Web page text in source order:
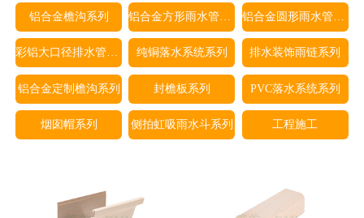
铝合金檐沟系列
彩铝大口径排水管系列 纯铜落水系统系列 排水装饰雨链系列
铝合金定制檐沟系列 封檐板系列 PVC落水系统系列
烟囱帽系列 侧拍虹吸雨水斗系列 工程施工